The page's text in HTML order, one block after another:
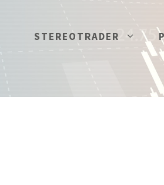
STEREOTRADER